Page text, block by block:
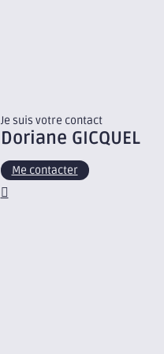
Je suis votre contact
Doriane GICQUEL
Me contacter